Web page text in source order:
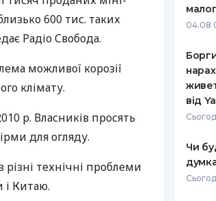
РЕЙТИНГ ДЕБЕТОВИХ
КАРТОК
КЕШБЕКУ
БАНКІВСЬКИХ КАРТКАХ
ВСІ
КОНТАКТИ
600 тис. таких
Радіо Свобода.
можливої корозії
клімату.
р. Власників просять
для огляду.
технічні проблеми
і Китаю.
04.08
від
Чи